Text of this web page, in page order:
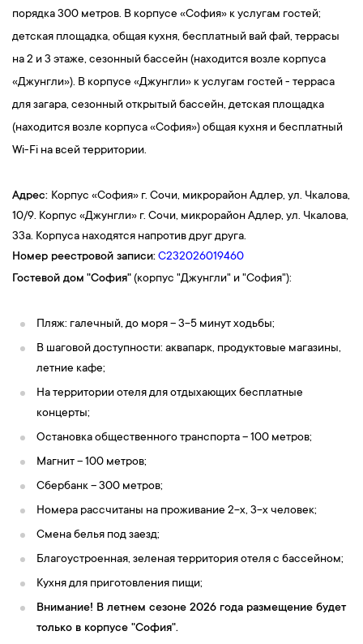
порядка 300 метров. В корпусе «София» к услугам гостей;
детская площадка, общая кухня, бесплатный вай фай, террасы
на 2 и 3 этаже, сезонный бассейн (находится возле корпуса
«Джунгли»). В корпусе «Джунгли» к услугам гостей - терраса
для загара, сезонный открытый бассейн, детская площадка
(находится возле корпуса «София») общая кухня и бесплатный
Wi-Fi на всей территории.
Адрес: Корпус «София» г. Сочи, микрорайон Адлер, ул. Чкалова,
10/9. Корпус «Джунгли» г. Сочи, микрорайон Адлер, ул. Чкалова,
33а. Корпуса находятся напротив друг друга.
Номер реестровой записи:С232026019460
Гостевой дом "София"(корпус "Джунгли" и "София"):
Пляж: галечный, до моря – 3-5 минут ходьбы;
В шаговой доступности: аквапарк, продуктовые магазины,
летние кафе;
На территории отеля для отдыхающих бесплатные
концерты;
Остановка общественного транспорта – 100 метров;
Магнит – 100 метров;
Сбербанк – 300 метров;
Номера рассчитаны на проживание 2-х, 3-х человек;
Смена белья под заезд;
Благоустроенная, зеленая территория отеля с бассейном;
Кухня для приготовления пищи;
Внимание! В летнем сезоне 2026 года размещение будет
только в корпусе "София".